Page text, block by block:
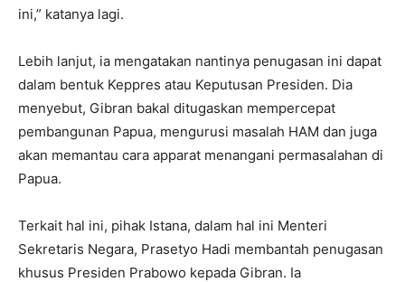
ini,” katanya lagi.
Lebih lanjut, ia mengatakan nantinya penugasan ini dapat
dalam bentuk Keppres atau Keputusan Presiden. Dia
menyebut, Gibran bakal ditugaskan mempercepat
pembangunan Papua, mengurusi masalah HAM dan juga
akan memantau cara apparat menangani permasalahan di
Papua.
Terkait hal ini, pihak Istana, dalam hal ini Menteri
Sekretaris Negara, Prasetyo Hadi membantah penugasan
khusus Presiden Prabowo kepada Gibran. Ia